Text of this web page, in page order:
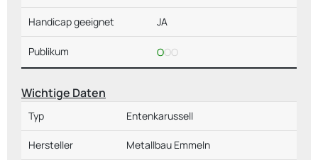
Handicap geeignet JA
Publikum OOO
Wichtige Daten
Typ Entenkarussell
Hersteller Metallbau Emmeln